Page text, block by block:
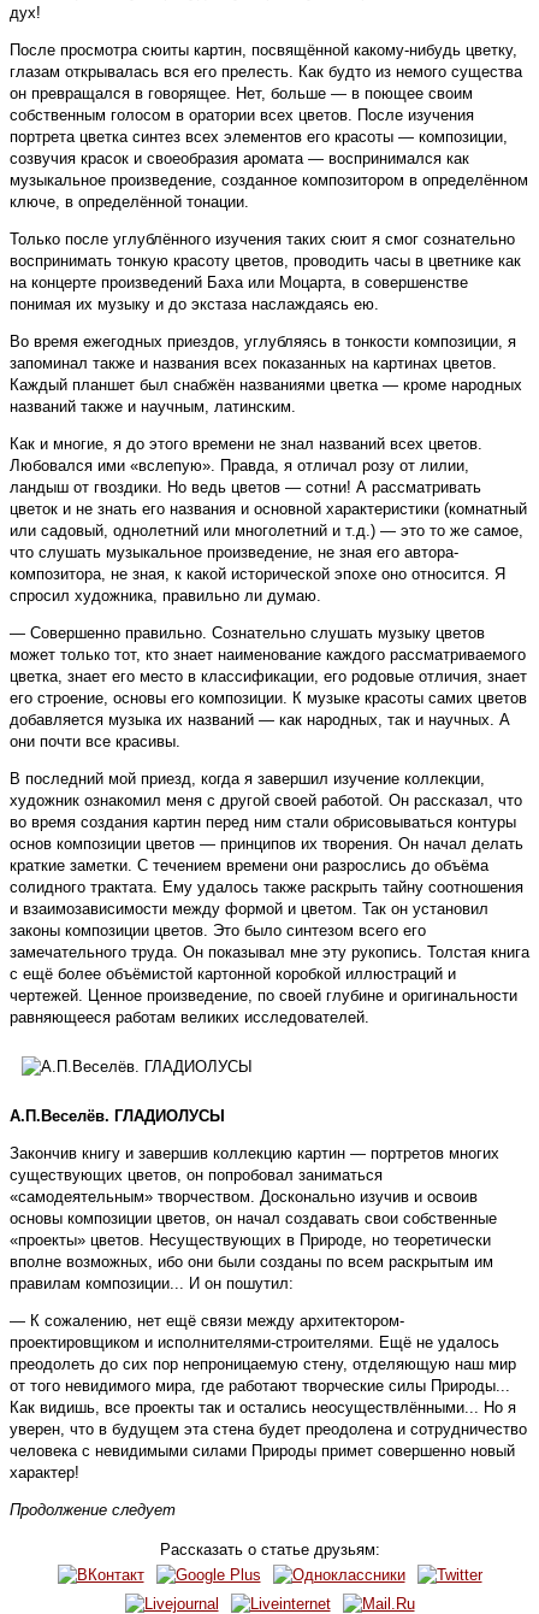
дух!
После просмотра сюиты картин, посвящённой какому-нибудь цветку,
глазам открывалась вся его прелесть. Как будто из немого существа
он превращался в говорящее. Нет, больше — в поющее своим
собственным голосом в оратории всех цветов. После изучения
портрета цветка синтез всех элементов его красоты — композиции,
созвучия красок и своеобразия аромата — воспринимался как
музыкальное произведение, созданное композитором в определённом
ключе, в определённой тонации.
Только после углублённого изучения таких сюит я смог сознательно
воспринимать тонкую красоту цветов, проводить часы в цветнике как
на концерте произведений Баха или Моцарта, в совершенстве
понимая их музыку и до экстаза наслаждаясь ею.
Во время ежегодных приездов, углубляясь в тонкости композиции, я
запоминал также и названия всех показанных на картинах цветов.
Каждый планшет был снабжён названиями цветка — кроме народных
названий также и научным, латинским.
Как и многие, я до этого времени не знал названий всех цветов.
Любовался ими «вслепую». Правда, я отличал розу от лилии,
ландыш от гвоздики. Но ведь цветов — сотни! А рассматривать
цветок и не знать его названия и основной характеристики (комнатный
или садовый, однолетний или многолетний и т.д.) — это то же самое,
что слушать музыкальное произведение, не зная его автора-
композитора, не зная, к какой исторической эпохе оно относится. Я
спросил художника, правильно ли думаю.
— Совершенно правильно. Сознательно слушать музыку цветов
может только тот, кто знает наименование каждого рассматриваемого
цветка, знает его место в классификации, его родовые отличия, знает
его строение, основы его композиции. К музыке красоты самих цветов
добавляется музыка их названий — как народных, так и научных. А
они почти все красивы.
В последний мой приезд, когда я завершил изучение коллекции,
художник ознакомил меня с другой своей работой. Он рассказал, что
во время создания картин перед ним стали обрисовываться контуры
основ композиции цветов — принципов их творения. Он начал делать
краткие заметки. С течением времени они разрослись до объёма
солидного трактата. Ему удалось также раскрыть тайну соотношения
и взаимозависимости между формой и цветом. Так он установил
законы композиции цветов. Это было синтезом всего его
замечательного труда. Он показывал мне эту рукопись. Толстая книга
с ещё более объёмистой картонной коробкой иллюстраций и
чертежей. Ценное произведение, по своей глубине и оригинальности
равняющееся работам великих исследователей.
А.П.Веселёв. ГЛАДИОЛУСЫ
Закончив книгу и завершив коллекцию картин — портретов многих
существующих цветов, он попробовал заниматься
«самодеятельным» творчеством. Досконально изучив и освоив
основы композиции цветов, он начал создавать свои собственные
«проекты» цветов. Несуществующих в Природе, но теоретически
вполне возможных, ибо они были созданы по всем раскрытым им
правилам композиции... И он пошутил:
— К сожалению, нет ещё связи между архитектором-
проектировщиком и исполнителями-строителями. Ещё не удалось
преодолеть до сих пор непроницаемую стену, отделяющую наш мир
от того невидимого мира, где работают творческие силы Природы...
Как видишь, все проекты так и остались неосуществлёнными... Но я
уверен, что в будущем эта стена будет преодолена и сотрудничество
человека с невидимыми силами Природы примет совершенно новый
характер!
Продолжение следует
Рассказать о статье друзьям: